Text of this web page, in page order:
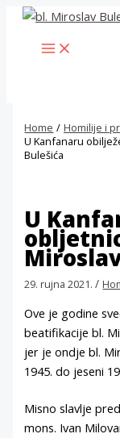
Skip
content
MAIN
MENU
Home
Homilije i
U Kanfanaru
Bulešića
U
29. rujna 2021./
Ove je godine
beatifikacije bl.
jer je ondje bl.
1945. do jeseni
Misno slavlje
mons. Ivan